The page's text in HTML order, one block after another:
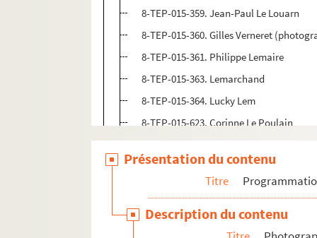
8-TEP-015-359. Jean-Paul Le Louarn
8-TEP-015-360. Gilles Verneret
8-TEP-015-361. Philippe Lemaire
8-TEP-015-363. Lemarchand
8-TEP-015-364. Lucky Lem
8-TEP-015-623. Corinne Le Poulain
8-TEP-015-365. Jean-Daniel Cadinot
4-TEP-015-087. Jean Le Poulain
8-TEP-015-366. Jean Le Poulain et
8-TEP-015-367. Gérard Neveu
8-TEP-015-368. Sam Lévin
Présentation du contenu
Titre
Description du contenu